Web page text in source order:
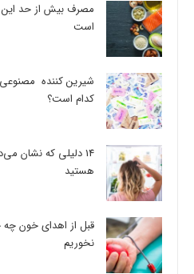
است
شیرین کننده
کدام است؟
14 دلیلی که نشان
هستید
قبل از اهدای خون
نخوریم